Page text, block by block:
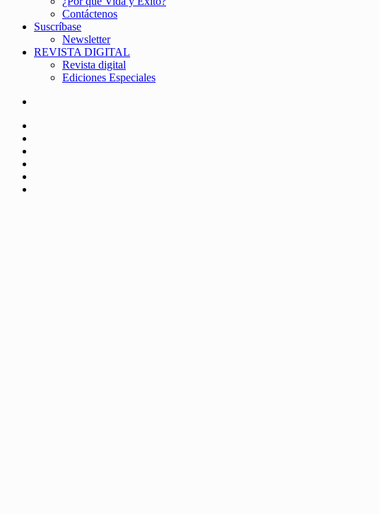
Contáctenos
Suscríbase
Newsletter
REVISTA DIGITAL
Revista digital
Ediciones Especiales